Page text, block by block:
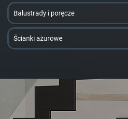
Balustrady i poręcze
Ścianki ażurowe